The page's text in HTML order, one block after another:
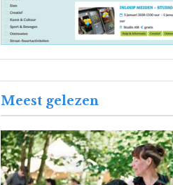
Meest gelezen